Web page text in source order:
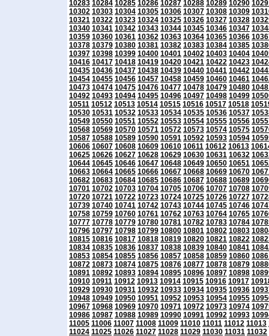
10283 10284 10285 10286 10287 10288 10289 10290
10302 10303 10304 10305 10306 10307 10308 10309
10321 10322 10323 10324 10325 10326 10327 10328
10340 10341 10342 10343 10344 10345 10346 10347
10359 10360 10361 10362 10363 10364 10365 10366
10378 10379 10380 10381 10382 10383 10384 10385
10397 10398 10399 10400 10401 10402 10403 10404
10416 10417 10418 10419 10420 10421 10422 10423
10435 10436 10437 10438 10439 10440 10441 10442
10454 10455 10456 10457 10458 10459 10460 10461
10473 10474 10475 10476 10477 10478 10479 10480
10492 10493 10494 10495 10496 10497 10498 10499
10511 10512 10513 10514 10515 10516 10517 10518
10530 10531 10532 10533 10534 10535 10536 10537
10549 10550 10551 10552 10553 10554 10555 10556
10568 10569 10570 10571 10572 10573 10574 10575
10587 10588 10589 10590 10591 10592 10593 10594
10606 10607 10608 10609 10610 10611 10612 10613
10625 10626 10627 10628 10629 10630 10631 10632
10644 10645 10646 10647 10648 10649 10650 10651
10663 10664 10665 10666 10667 10668 10669 10670
10682 10683 10684 10685 10686 10687 10688 10689
10701 10702 10703 10704 10705 10706 10707 10708
10720 10721 10722 10723 10724 10725 10726 10727
10739 10740 10741 10742 10743 10744 10745 10746
10758 10759 10760 10761 10762 10763 10764 10765
10777 10778 10779 10780 10781 10782 10783 10784
10796 10797 10798 10799 10800 10801 10802 10803
10815 10816 10817 10818 10819 10820 10821 10822
10834 10835 10836 10837 10838 10839 10840 10841
10853 10854 10855 10856 10857 10858 10859 10860
10872 10873 10874 10875 10876 10877 10878 10879
10891 10892 10893 10894 10895 10896 10897 10898
10910 10911 10912 10913 10914 10915 10916 10917
10929 10930 10931 10932 10933 10934 10935 10936
10948 10949 10950 10951 10952 10953 10954 10955
10967 10968 10969 10970 10971 10972 10973 10974
10986 10987 10988 10989 10990 10991 10992 10993
11005 11006 11007 11008 11009 11010 11011 11012 11013
11024 11025 11026 11027 11028 11029 11030 11031 11032